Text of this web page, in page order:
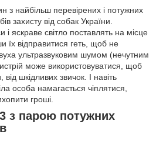
з найбільш перевірених і потужних
захисту від собак України.
і яскраве світло поставлять на місце
їх відправитися геть, щоб не
вуха ультразвуковим шумом (нечутним
може використовуватися, щоб
від шкідливих звичок. І навіть
особа намагається чіплятися,
гроші.
з парою потужних